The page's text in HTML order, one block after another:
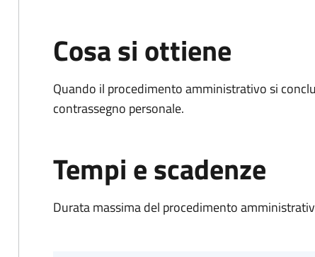
Cosa si ottiene
Quando il procedimento amministrativo si
contrassegno personale.
Tempi e scadenze
Durata massima del procedimento